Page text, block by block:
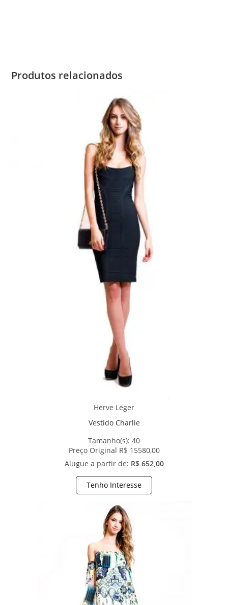
Produtos relacionados
Herve Leger
Vestido Charlie
Tamanho(s): 40
Preço Original R$ 15580,00
Alugue a partir de: R$ 652,00
Tenho Interesse